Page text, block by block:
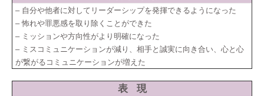
– 自分や他者に対してリーダーシップを発揮できるようになった
– 怖れや罪悪感を取り除くことができた
– ミッションや方向性がより明確になった
– ミスコミュニケーションが減り、相手と誠実に向き合い、心と心
が繋がるコミュニケーションが増えた
表 現